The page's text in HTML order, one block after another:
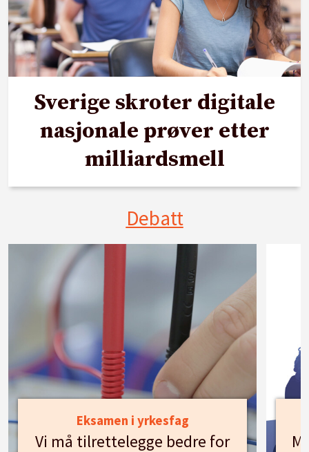
Sverige skroter digitale
nasjonale prøver etter
milliardsmell
Debatt
Eksamen i yrkesfag
Vi må tilrettelegge bedre for